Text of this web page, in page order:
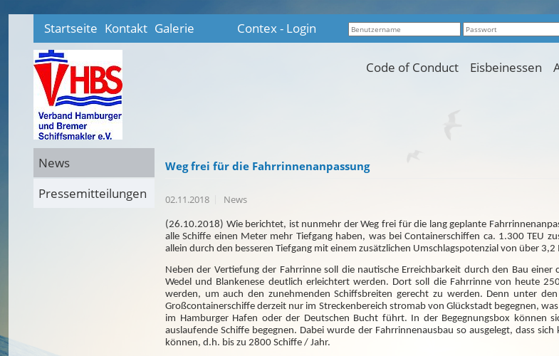
Startseite Kontakt Galerie Contex - Login
Code of Conduct Eisbeinessen
News
Pressemitteilungen
Weg frei für die Fahrrinnenanpassung
02.11.2018 News
(26.10.2018) Wie berichtet, ist nunmehr der Weg frei für die lang geplante
alle Schiffe einen Meter mehr Tiefgang haben, was bei Containerschiffen ca. 1.300 TEU
allein durch den besseren Tiefgang mit einem zusätzlichen Umschlagspotenzial von über
Neben der Vertiefung der Fahrrinne soll die nautische Erreichbarkeit durch den Bau einer
Wedel und Blankenese deutlich erleichtert werden. Dort soll die Fahrrinne von heute
werden, um auch den zunehmenden Schiffsbreiten gerecht zu werden. Denn unter
Großcontainerschiffe derzeit nur im Streckenbereich stromab von Glückstadt begegnen,
im Hamburger Hafen oder der Deutschen Bucht führt. In der Begegnungsbox können
auslaufende Schiffe begegnen. Dabei wurde der Fahrrinnenausbau so ausgelegt, dass
können, d.h. bis zu 2800 Schiffe / Jahr.